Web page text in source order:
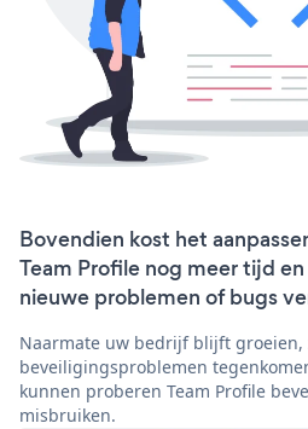
Bovendien kost het
Team Profile nog meer tijd
nieuwe problemen of bugs
Naarmate uw bedrijf blijft
beveiligingsproblemen
kunnen proberen Team Profile
misbruiken.